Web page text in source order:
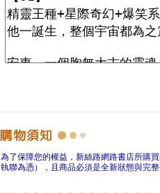
為了保障您的權益，新絲路網路書店所購
執聯為憑），且商品必須是全新狀態與完